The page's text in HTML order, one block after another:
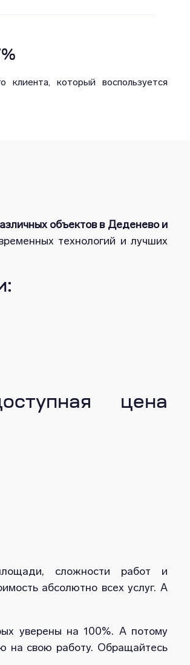
клиента, который воспользуется
объектов в Деденево и
технологий и лучших
цена
сложности работ и
абсолютно всех услуг. А
уверены на 100%. А потому
на свою работу. Обращайтесь